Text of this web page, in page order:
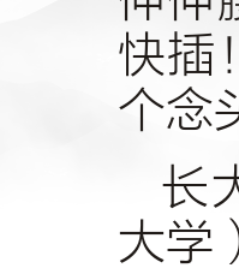
快插
个念
长
大学